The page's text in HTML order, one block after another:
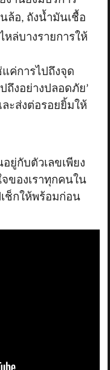
ล้อ, ถังน้ำมันเชื้อ
หล่บางรายการให้
ค่การไปถึงจุด
ถึงอย่างปลอดภัย’
ะส่งต่อรอยยิ้มให้
ยู่กับตัวเลขเพียง
ของเราทุกคนใน
ช็กให้พร้อมก่อน